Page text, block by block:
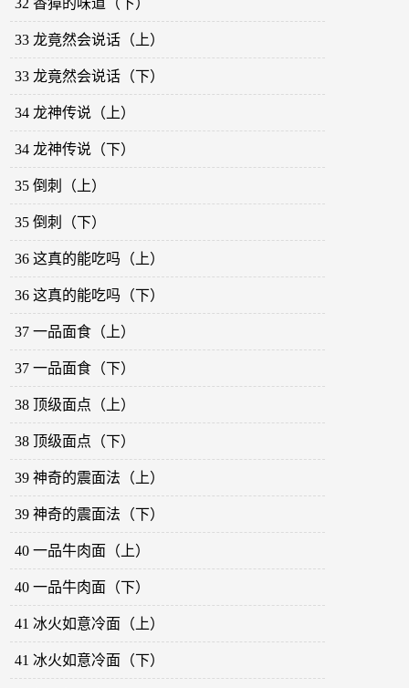
32 香獐的味道（下）
33 龙竟然会说话（上）
33 龙竟然会说话（下）
34 龙神传说（上）
34 龙神传说（下）
35 倒刺（上）
35 倒刺（下）
36 这真的能吃吗（上）
36 这真的能吃吗（下）
37 一品面食（上）
37 一品面食（下）
38 顶级面点（上）
38 顶级面点（下）
39 神奇的震面法（上）
39 神奇的震面法（下）
40 一品牛肉面（上）
40 一品牛肉面（下）
41 冰火如意冷面（上）
41 冰火如意冷面（下）